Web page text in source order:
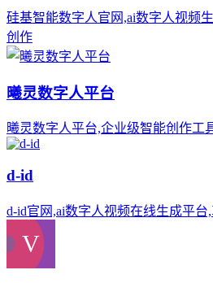
硅基智能数字人官网,ai数字人视频
创作
曦灵数字人平台
曦灵数字人平台,企业级智能创作工
d-id
d-id官网,ai数字人视频在线生成平